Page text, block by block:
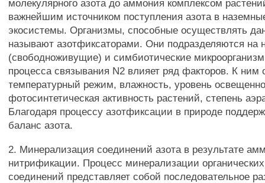
молекулярного азота до аммония комплексом
важнейшим источником поступления азота в
экосистемы. Организмы, способные осуществлять
называют азотфиксаторами. Они подразделяются на
(свободноживущие) и симбиотические
процесса связывания N2 влияет ряд факторов. К ним
температурный режим, влажность, уровень
фотосинтетическая активность растений, степень
Благодаря процессу азотфиксации в природе
баланс азота.
2. Минерализация соединений азота в результате
нитрификации. Процесс минерализации
соединений представляет собой последовательное